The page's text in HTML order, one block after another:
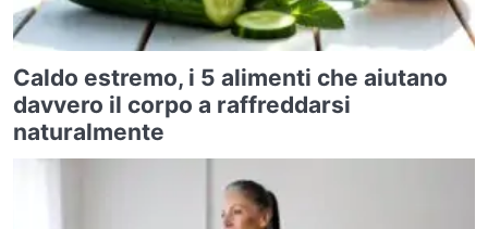
Caldo estremo, i 5 alimenti che aiutano
davvero il corpo a raffreddarsi
naturalmente